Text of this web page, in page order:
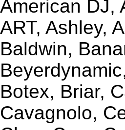
American DJ,
ART, Ashley,
Baldwin,
Botex, Briar,
Cavagnolo,